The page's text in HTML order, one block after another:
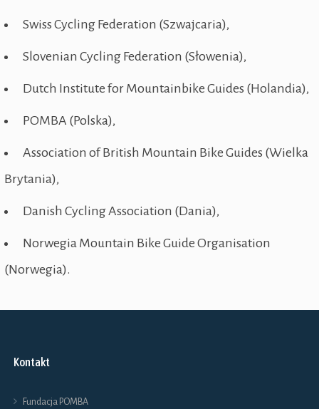
Swiss Cycling Federation (Szwajcaria),
Slovenian Cycling Federation (Słowenia),
Dutch Institute for Mountainbike Guides (Holandia),
POMBA (Polska),
Association of British Mountain Bike Guides (Wielka
Brytania),
Danish Cycling Association (Dania),
Norwegia Mountain Bike Guide Organisation
(Norwegia).
Kontakt
Fundacja POMBA